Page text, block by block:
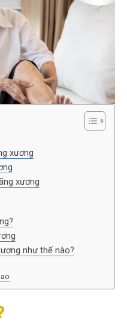
xương
xương
như thế nào?